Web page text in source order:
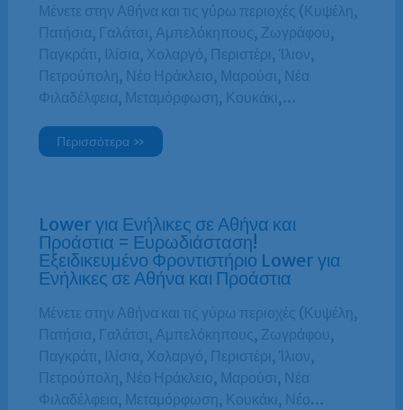
Μένετε στην Αθήνα και τις γύρω περιοχές (Κυψέλη,
Πατήσια, Γαλάτσι, Αμπελόκηπους, Ζωγράφου,
Παγκράτι, Ιλίσια, Χολαργό, Περιστέρι, Ίλιον,
Πετρούπολη, Νέο Ηράκλειο, Μαρούσι, Νέα
Φιλαδέλφεια, Μεταμόρφωση, Κουκάκι,…
Περισσότερα »
Lower για Ενήλικες σε Αθήνα και
Προάστια = Ευρωδιάσταση!
Εξειδικευμένο Φροντιστήριο Lower για
Ενήλικες σε Αθήνα και Προάστια
Μένετε στην Αθήνα και τις γύρω περιοχές (Κυψέλη,
Πατήσια, Γαλάτσι, Αμπελόκηπους, Ζωγράφου,
Παγκράτι, Ιλίσια, Χολαργό, Περιστέρι, Ίλιον,
Πετρούπολη, Νέο Ηράκλειο, Μαρούσι, Νέα
Φιλαδέλφεια, Μεταμόρφωση, Κουκάκι, Νέο…